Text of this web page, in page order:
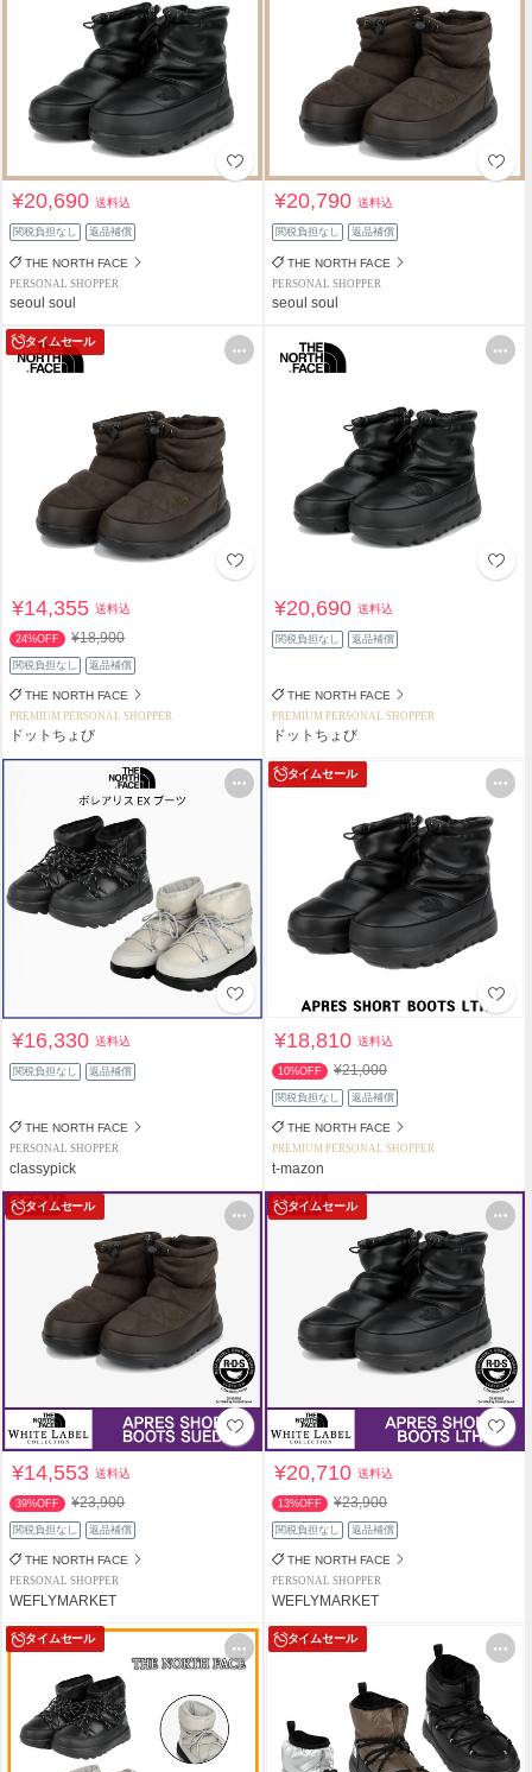
¥20,690送料込
関税負担なし 返品補償
THE NORTH FACE
PERSONAL SHOPPER
seoul soul
¥20,790送料込
関税負担なし 返品補償
THE NORTH FACE
PERSONAL SHOPPER
seoul soul
タイムセール
¥14,355送料込
24%OFF ¥18,900
関税負担なし 返品補償
THE NORTH FACE
PREMIUM PERSONAL SHOPPER
ドットちょび
¥20,690送料込
関税負担なし 返品補償
THE NORTH FACE
PREMIUM PERSONAL SHOPPER
ドットちょび
¥16,330送料込
関税負担なし 返品補償
THE NORTH FACE
PERSONAL SHOPPER
classypick
タイムセール
¥18,810送料込
10%OFF ¥21,000
関税負担なし 返品補償
THE NORTH FACE
PREMIUM PERSONAL SHOPPER
t-mazon
タイムセール
¥14,553送料込
39%OFF ¥23,900
関税負担なし 返品補償
THE NORTH FACE
PERSONAL SHOPPER
WEFLYMARKET
タイムセール
¥20,710送料込
13%OFF ¥23,900
関税負担なし 返品補償
THE NORTH FACE
PERSONAL SHOPPER
WEFLYMARKET
タイムセール タイムセール